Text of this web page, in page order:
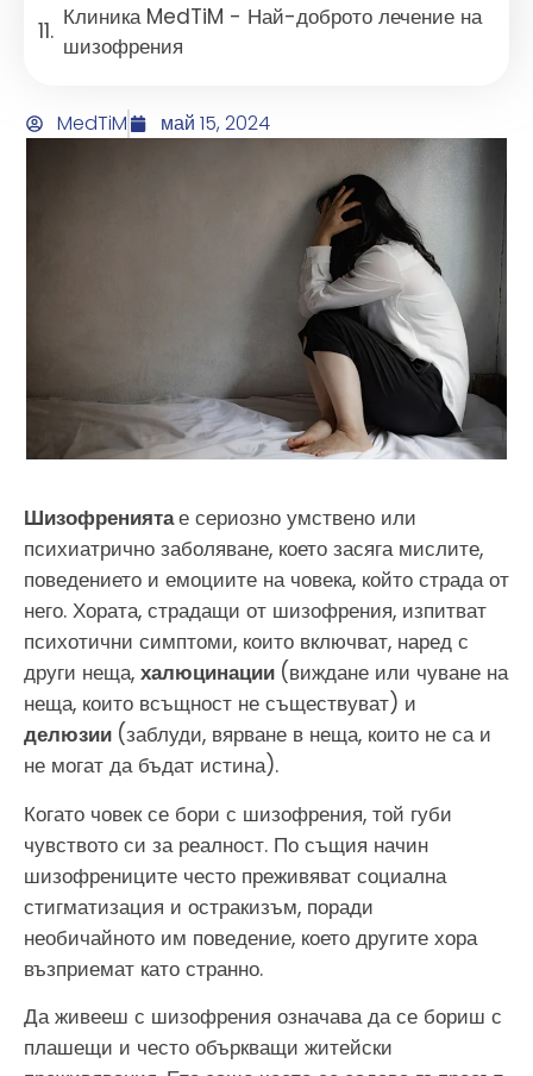
MedTiM май 15, 2024
Шизофрениятае сериозно умствено или
психиатрично заболяване, което засяга мислите,
поведението и емоциите на човека, който страда от
него. Хората, страдащи от шизофрения, изпитват
психотични симптоми, които включват, наред с
други неща, халюцинации (виждане или чуване на
неща, които всъщност не съществуват) и
делюзии (заблуди, вярване в неща, които не са и
не могат да бъдат истина).
Когато човек се бори с шизофрения, той губи
чувството си за реалност. По същия начин
шизофрениците често преживяват социална
стигматизация и остракизъм, поради
необичайното им поведение, което другите хора
възприемат като странно.
Да живееш с шизофрения означава да се бориш с
плашещи и често объркващи житейски
Клиника MedTiM - Най-доброто лечение на
шизофрения